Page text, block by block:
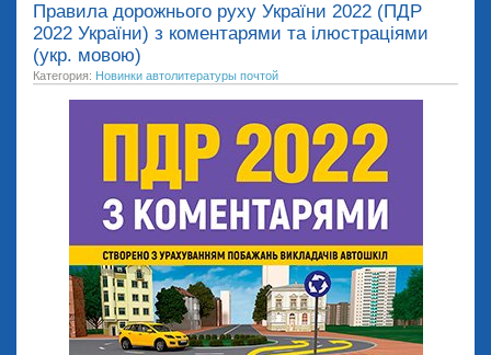
Правила дорожнього руху України 2022 (ПДР
2022 України) з коментарями та ілюстраціями
(укр. мовою)
Категория: Новинки автолитературы почтой